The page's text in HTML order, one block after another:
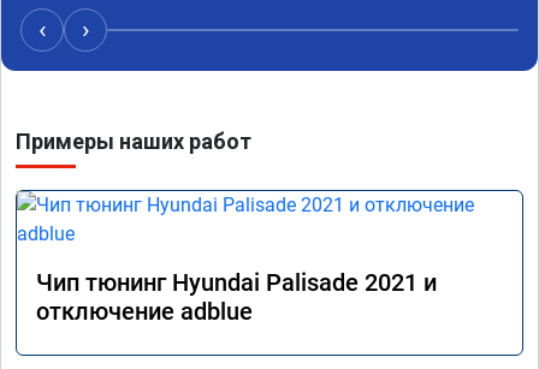
‹ ›
Примеры наших работ
Чип тюнинг Hyundai Palisade 2021 и
отключение adblue